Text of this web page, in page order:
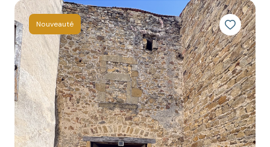
HONORAIRES
INFOS
CONTACT
Nouveauté